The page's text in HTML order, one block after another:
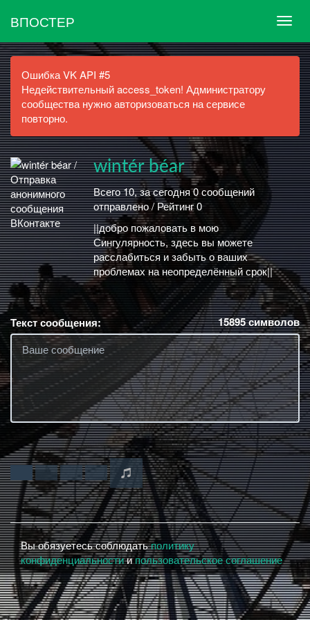
ВПОСТЕР
Ошибка VK API #5
Недействительный access_token! Администратору
сообщества нужно авторизоваться на сервисе
повторно.
wintér béar
Всего 10, за сегодня 0 сообщений
отправлено / Рейтинг 0
||добро пожаловать в мою
Сингулярность, здесь вы можете
расслабиться и забыть о ваших
проблемах на неопределённый срок||
Текст сообщения: 15895символов
Вы обязуетесь соблюдатьполитику
конфиденциальностиипользовательское соглашение